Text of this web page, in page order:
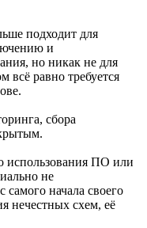
подходит для
и
но никак не для
всё равно требуется
сбора
использования ПО или
не
самого начала своего
нечестных схем, её